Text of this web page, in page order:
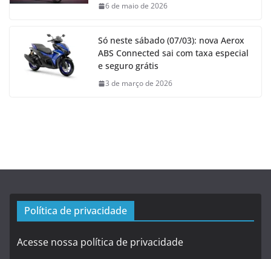
6 de maio de 2026
Só neste sábado (07/03): nova Aerox
ABS Connected sai com taxa especial
e seguro grátis
3 de março de 2026
Política de privacidade
Acesse nossa política de privacidade